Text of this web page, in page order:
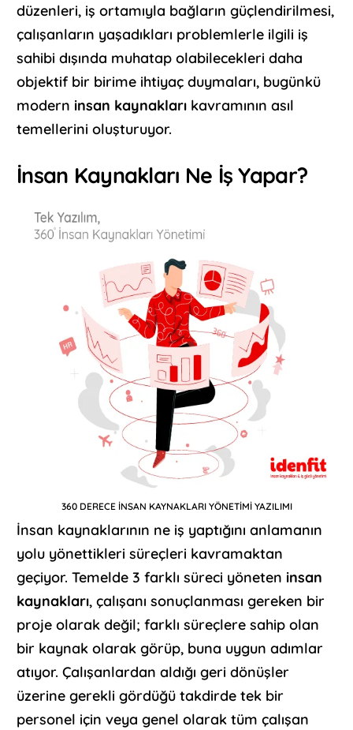
düzenleri, iş ortamıyla bağların güçlendirilmesi,
çalışanların yaşadıkları problemlerle ilgili iş
sahibi dışında muhatap olabilecekleri daha
objektif bir birime ihtiyaç duymaları, bugünkü
modern insan kaynakları kavramının asıl
temellerini oluşturuyor.
İnsan Kaynakları Ne İş Yapar?
360 DERECE İNSAN KAYNAKLARI YÖNETİMİ YAZILIMI
İnsan kaynaklarının ne iş yaptığını anlamanın
yolu yönettikleri süreçleri kavramaktan
geçiyor. Temelde 3 farklı süreci yöneten insan
kaynakları, çalışanı sonuçlanması gereken bir
proje olarak değil; farklı süreçlere sahip olan
bir kaynak olarak görüp, buna uygun adımlar
atıyor. Çalışanlardan aldığı geri dönüşler
üzerine gerekli gördüğü takdirde tek bir
personel için veya genel olarak tüm çalışan